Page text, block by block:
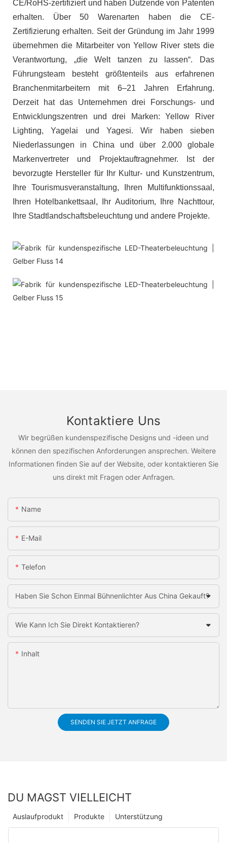
CE/RoHS-zertifiziert und haben Dutzende von Patenten
erhalten. Über 50 Warenarten haben die CE-
Zertifizierung erhalten. Seit der Gründung im Jahr 1999
übernehmen die Mitarbeiter von Yellow River stets die
Verantwortung, „die Welt tanzen zu lassen“. Das
Führungsteam besteht größtenteils aus erfahrenen
Branchenmitarbeitern mit 6–21 Jahren Erfahrung.
Derzeit hat das Unternehmen drei Forschungs- und
Entwicklungszentren und drei Marken: Yellow River
Lighting, Yagelai und Yagesi. Wir haben sieben
Niederlassungen in China und über 2.000 globale
Markenvertreter und Projektauftragnehmer. Ist der
bevorzugte Hersteller für Ihr Kultur- und Kunstzentrum,
Ihre Tourismusveranstaltung, Ihren Multifunktionssaal,
Ihren Hotelbankettsaal, Ihr Auditorium, Ihre Nachttour,
Ihre Stadtlandschaftsbeleuchtung und andere Projekte.
Kontaktiere Uns
Wir begrüßen kundenspezifische Designs und -ideen und
können den spezifischen Anforderungen ansprechen. Weitere
Informationen finden Sie auf der Website, oder kontaktieren Sie
uns direkt mit Fragen oder Anfragen.
Name
E-Mail
Telefon
Haben Sie Schon Einmal Bühnenlichter Aus China Gekauft?
Wie Kann Ich Sie Direkt Kontaktieren?
Inhalt
SENDEN SIE JETZT ANFRAGE
DU MAGST VIELLEICHT
Unterstützung
Produkte
Auslaufprodukt